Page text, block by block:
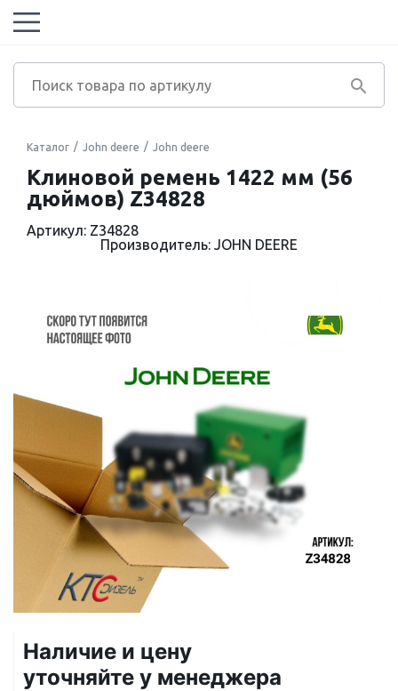
Каталог John deere John deere
Клиновой ремень 1422 мм (56
дюймов) Z34828
Артикул: Z34828
Производитель: JOHN DEERE
Наличие и цену
уточняйте у менеджера